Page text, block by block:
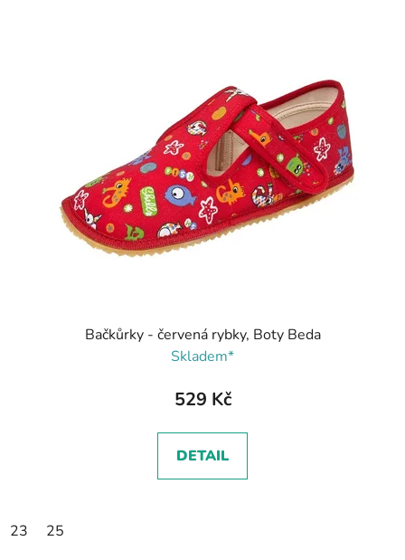
Bačkůrky - červená rybky, Boty Beda
Skladem*
529 Kč
DETAIL
23 25